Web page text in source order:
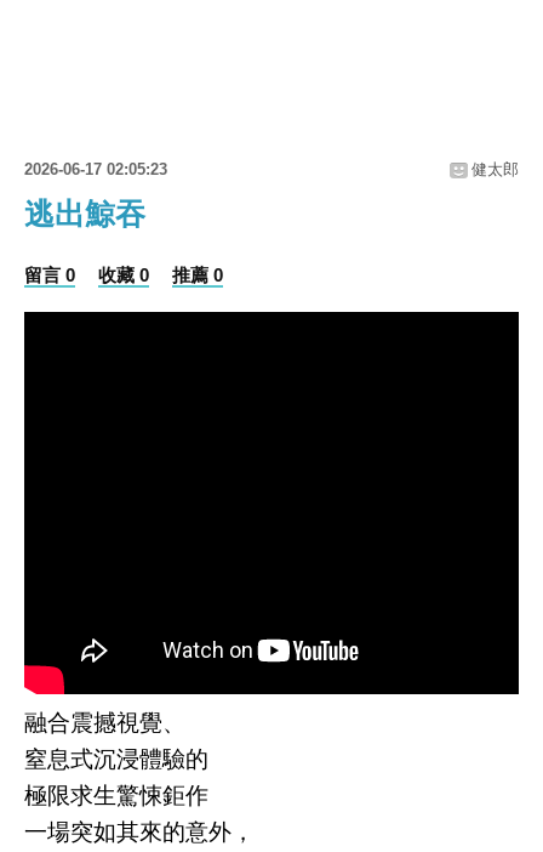
2026-06-17 02:05:23 健太郎
逃出鯨吞
留言 0 收藏 0 推薦 0
融合震撼視覺、
窒息式沉浸體驗的
極限求生驚悚鉅作
一場突如其來的意外，